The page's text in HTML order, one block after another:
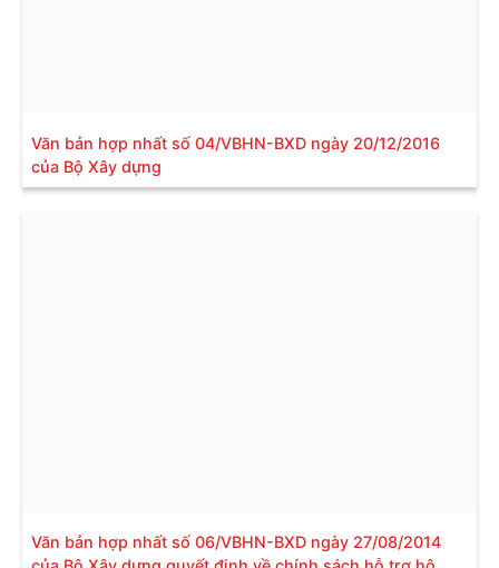
Văn bản hợp nhất số 04/VBHN-BXD ngày 20/12/2016
của Bộ Xây dựng
Văn bản hợp nhất số 06/VBHN-BXD ngày 27/08/2014